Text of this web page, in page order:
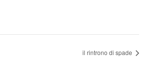
il rintrono di spade